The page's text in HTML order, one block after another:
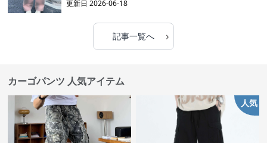
更新日2026-06-18
記事一覧へ ›
カーゴパンツ 人気アイテム
人気